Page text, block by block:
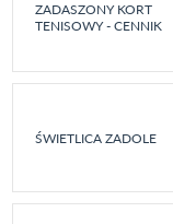
ZADASZONY KORT
TENISOWY - CENNIK
ŚWIETLICA ZADOLE